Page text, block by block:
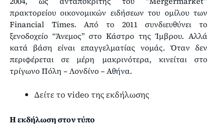
πρακτορείου οικονομικών ειδήσεων του ομίλου των
Financial Times. Από το 2011 συνδιευθύνει το
ξενοδοχείο “Άνεμος” στο Κάστρο της Ίμβρου. Αλλά
κατά βάση είναι επαγγελματίας νομάς. Όταν δεν
περιφέρεται σε μέρη μακρινότερα, κινείται στο
τρίγωνο Πόλη – Λονδίνο – Αθήνα.
Δείτε το video της εκδήλωσης
Η εκδήλωση στον τύπο